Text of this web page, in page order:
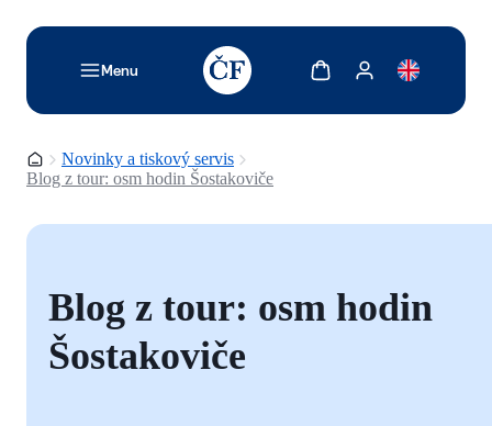
Menu
TODO: Add description for reader
Zobrazit košíkZobrazit můj účet
Domovská stránka
Novinky a tiskový servis
Blog z tour: osm hodin Šostakoviče
Blog z tour: osm hodin
Šostakoviče